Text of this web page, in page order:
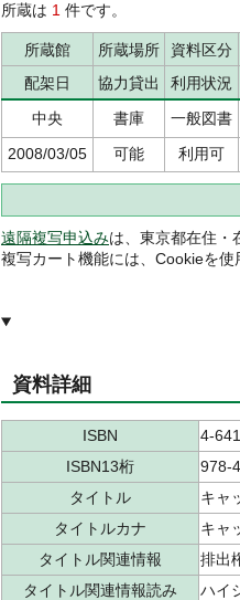
所蔵は 1 件です。
所蔵館 所蔵場所 資料区分
配架日
協力貸出 利用状況
中央
書庫 一般図書
2008/03/05 可能 利用可
遠隔複写申込みは、東京都在住・
複写カート機能には、Cookieを使
資料詳細
ISBN
4-
ISBN13桁
978-
タイトル
キャ
タイトルカナ
キャ
タイトル関連情報
排出
タイトル関連情報読み
ハイ